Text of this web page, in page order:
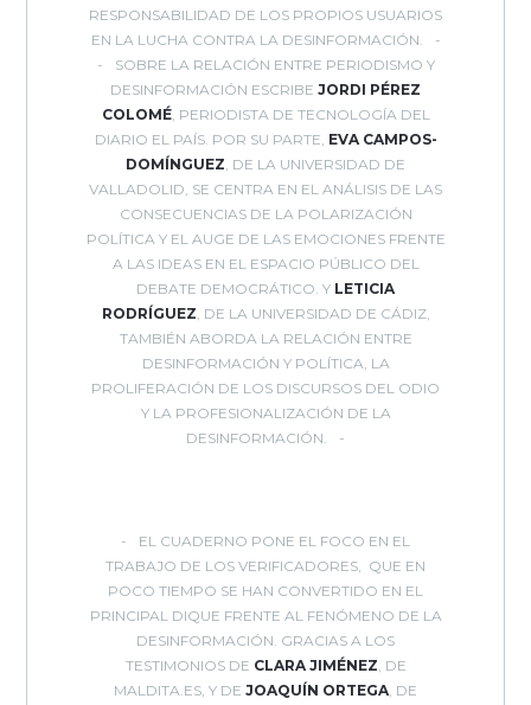
RESPONSABILIDAD DE LOS PROPIOS USUARIOS
EN LA LUCHA CONTRA LA DESINFORMACIÓN.
SOBRE LA RELACIÓN ENTRE PERIODISMO Y
DESINFORMACIÓN ESCRIBE JORDI PÉREZ
COLOMÉ, PERIODISTA DE TECNOLOGÍA DEL
DIARIO EL PAÍS. POR SU PARTE, EVA CAMPOS-
DOMÍNGUEZ , DE LA UNIVERSIDAD DE
VALLADOLID, SE CENTRA EN EL ANÁLISIS DE LAS
CONSECUENCIAS DE LA POLARIZACIÓN
POLÍTICA Y EL AUGE DE LAS EMOCIONES FRENTE
A LAS IDEAS EN EL ESPACIO PÚBLICO DEL
DEBATE DEMOCRÁTICO. Y LETICIA
RODRÍGUEZ , DE LA UNIVERSIDAD DE CÁDIZ,
TAMBIÉN ABORDA LA RELACIÓN ENTRE
DESINFORMACIÓN Y POLÍTICA, LA
PROLIFERACIÓN DE LOS DISCURSOS DEL ODIO
Y LA PROFESIONALIZACIÓN DE LA
DESINFORMACIÓN.
EL CUADERNO PONE EL FOCO EN EL
TRABAJO DE LOS VERIFICADORES, QUE EN
POCO TIEMPO SE HAN CONVERTIDO EN EL
PRINCIPAL DIQUE FRENTE AL FENÓMENO DE LA
DESINFORMACIÓN. GRACIAS A LOS
TESTIMONIOS DE CLARA JIMÉNEZ, DE
MALDITA.ES, Y DE JOAQUÍN ORTEGA, DE